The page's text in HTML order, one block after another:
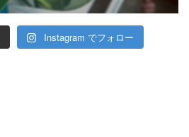
Instagram でフォロー